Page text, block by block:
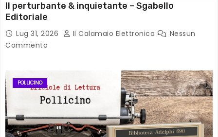
Il perturbante & inquietante – Sgabello
Editoriale
Lug 31, 2026 Il Calamaio Elettronico
Nessun
Commento
POLLICINO